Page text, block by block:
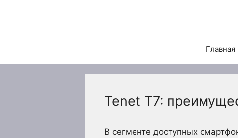
Главная
Tenet T7:
В сегменте доступных